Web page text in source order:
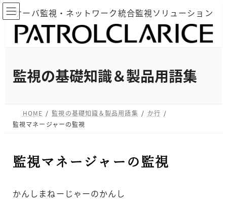
コ
ン
ナ
ビサーバ監視・ネットワーク統合監視ソリューション
監視の基礎知識＆製品用語集
HOME 監視の基礎知識＆製品用語集
か行
監視マネージャーの監視
監視マネージャーの監視
かんしまねーじゃーのかんし